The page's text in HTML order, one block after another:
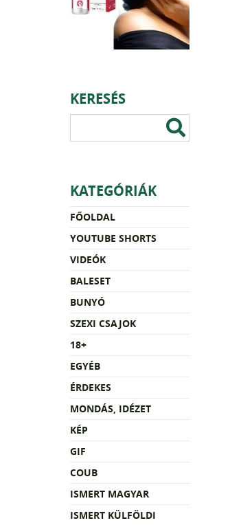
KERESÉS
KATEGÓRIÁK
FŐOLDAL
YOUTUBE SHORTS
VIDEÓK
BALESET
BUNYÓ
SZEXI CSAJOK
18+
EGYÉB
ÉRDEKES
MONDÁS, IDÉZET
KÉP
GIF
COUB
ISMERT MAGYAR
ISMERT KÜLFÖLDI